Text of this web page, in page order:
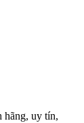
hãng, uy tín,